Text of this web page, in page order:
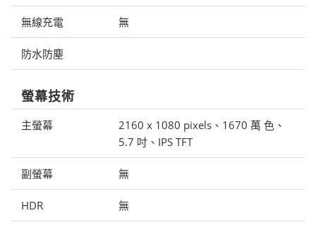
無線充電 無
防水防塵
螢幕技術
主螢幕
2160 x 1080 pixels、1670 萬 色、
5.7 吋、IPS TFT
副螢幕 無
HDR 無